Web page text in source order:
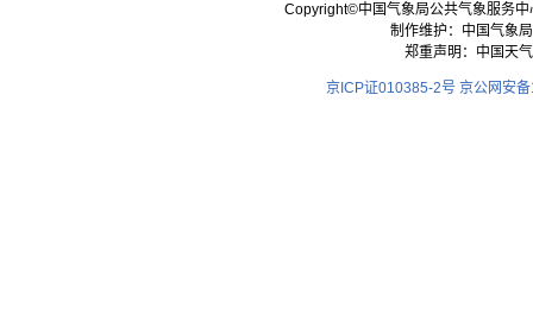
Copyright©中国气象局公共气象服务
制作维护：中国气象
郑重声明：中国天
京ICP证010385-2号 京公网安